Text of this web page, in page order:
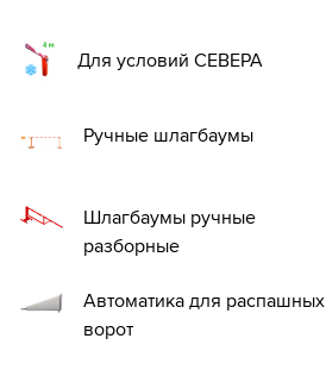
Для условий СЕВЕРА
Ручные шлагбаумы
Шлагбаумы ручные
разборные
Автоматика для распашных
ворот